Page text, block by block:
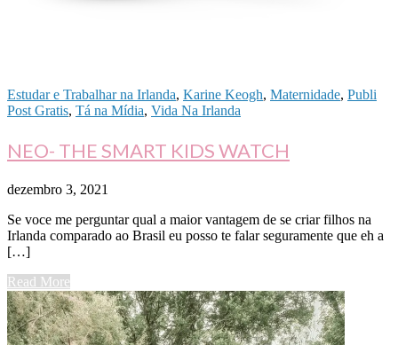
Estudar e Trabalhar na Irlanda, Karine Keogh, Maternidade, Publi
Post Gratis, Tá na Mídia, Vida Na Irlanda
NEO- THE SMART KIDS WATCH
dezembro 3, 2021
Se voce me perguntar qual a maior vantagem de se criar filhos na
Irlanda comparado ao Brasil eu posso te falar seguramente que eh a
[…]
Read More